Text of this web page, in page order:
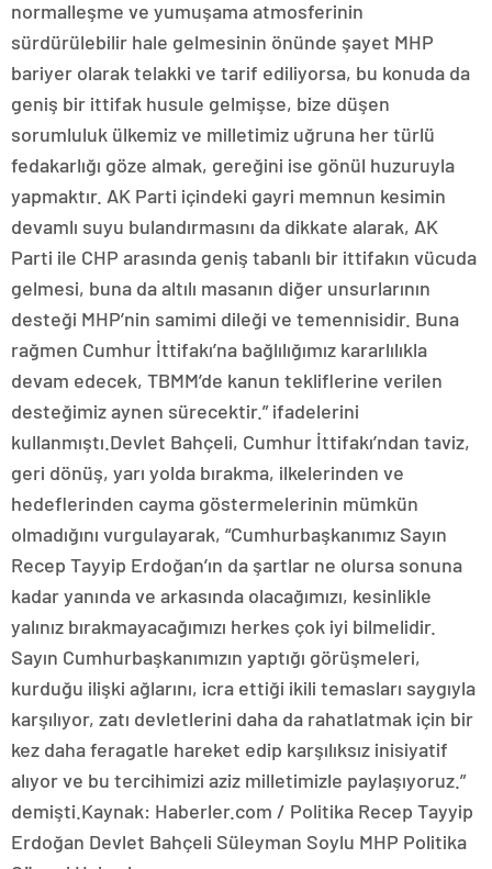
normalleşme ve yumuşama atmosferinin
sürdürülebilir hale gelmesinin önünde şayet MHP
bariyer olarak telakki ve tarif ediliyorsa, bu konuda da
geniş bir ittifak husule gelmişse, bize düşen
sorumluluk ülkemiz ve milletimiz uğruna her türlü
fedakarlığı göze almak, gereğini ise gönül huzuruyla
yapmaktır. AK Parti içindeki gayri memnun kesimin
devamlı suyu bulandırmasını da dikkate alarak, AK
Parti ile CHP arasında geniş tabanlı bir ittifakın vücuda
gelmesi, buna da altılı masanın diğer unsurlarının
desteği MHP’nin samimi dileği ve temennisidir. Buna
rağmen Cumhur İttifakı’na bağlılığımız kararlılıkla
devam edecek, TBMM’de kanun tekliflerine verilen
desteğimiz aynen sürecektir.” ifadelerini
kullanmıştı.Devlet Bahçeli, Cumhur İttifakı’ndan taviz,
geri dönüş, yarı yolda bırakma, ilkelerinden ve
hedeflerinden cayma göstermelerinin mümkün
olmadığını vurgulayarak, “Cumhurbaşkanımız Sayın
Recep Tayyip Erdoğan’ın da şartlar ne olursa sonuna
kadar yanında ve arkasında olacağımızı, kesinlikle
yalınız bırakmayacağımızı herkes çok iyi bilmelidir.
Sayın Cumhurbaşkanımızın yaptığı görüşmeleri,
kurduğu ilişki ağlarını, icra ettiği ikili temasları saygıyla
karşılıyor, zatı devletlerini daha da rahatlatmak için bir
kez daha feragatle hareket edip karşılıksız inisiyatif
alıyor ve bu tercihimizi aziz milletimizle paylaşıyoruz.”
demişti.Kaynak: Haberler.com / Politika Recep Tayyip
Erdoğan Devlet Bahçeli Süleyman Soylu MHP Politika